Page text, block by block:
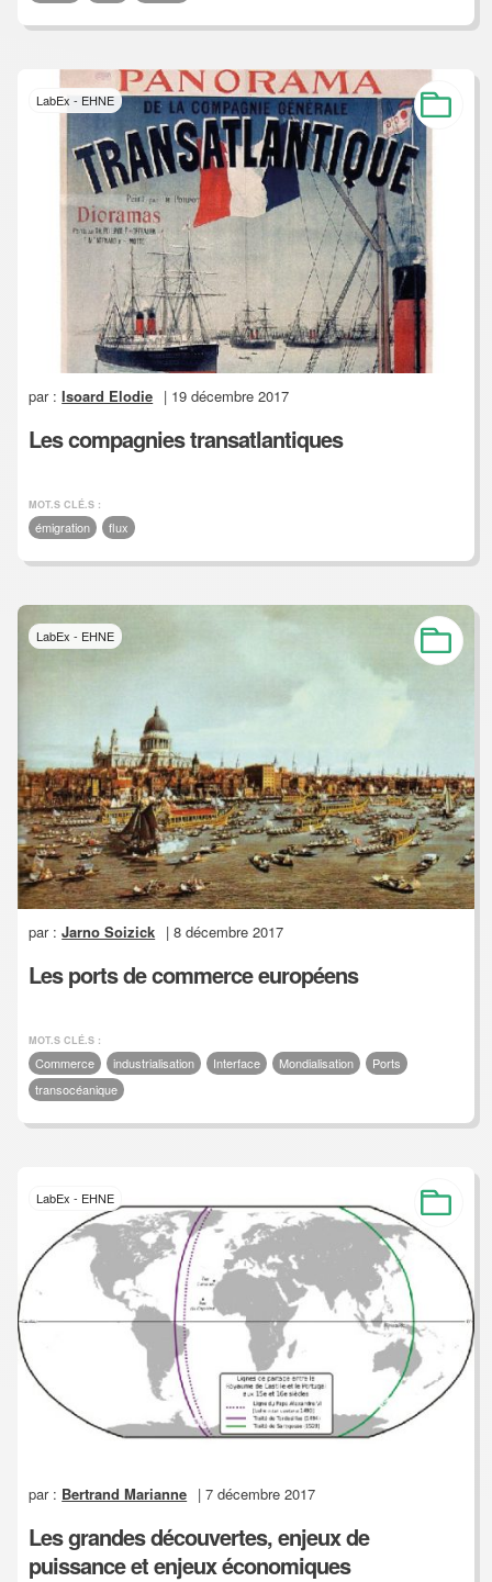
LabEx - EHNE
par :Isoard Elodie | 19 décembre 2017
Les compagnies transatlantiques
MOT.S CLÉ.S :
émigration flux
LabEx - EHNE
par :Jarno Soizick | 8 décembre 2017
Les ports de commerce européens
MOT.S CLÉ.S :
Commerce industrialisation Interface Mondialisation
Ports
transocéanique
LabEx - EHNE
par : Bertrand Marianne | 7 décembre 2017
Les grandes découvertes, enjeux de
puissance et enjeux économiques